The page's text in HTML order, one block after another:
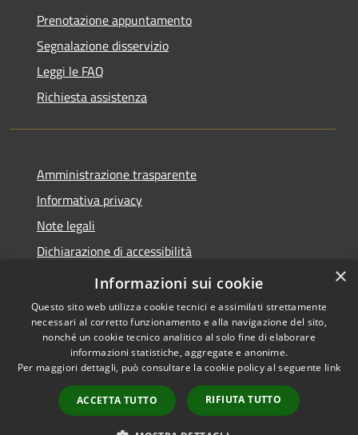
Prenotazione appuntamento
Segnalazione disservizio
Leggi le FAQ
Richiesta assistenza
Amministrazione trasparente
Informativa privacy
Note legali
Dichiarazione di accessibilità
Whistleblowing
Accessibilità
Copyright © 2026 • Comune di
Abbiategrasso • Powered by
Municipium•
Accesso
redazione
×
Informazioni sui cookie
Questo sito web utilizza cookie tecnici e assimilati strettamente
necessari al corretto funzionamento e alla navigazione del sito,
nonché un cookie tecnico analitico al solo fine di elaborare
informazioni statistiche, aggregate e anonime.
Per maggiori dettagli, può consultare la cookie policy al seguente link
ACCETTA TUTTO RIFIUTA TUTTO